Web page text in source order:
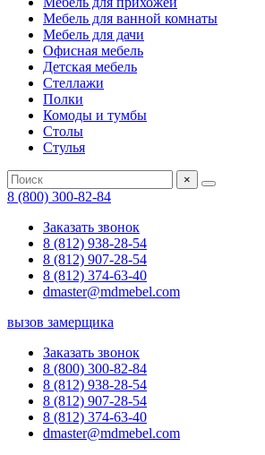
Мебель для ванной комнаты
Мебель для дачи
Офисная мебель
Детская мебель
Стеллажи
Полки
Комоды и тумбы
Столы
Стулья
×
8 (800) 300-82-84
Заказать звонок
8 (812) 938-28-54
8 (812) 907-28-54
8 (812) 374-63-40
dmaster@mdmebel.com
вызов замерщика
Заказать звонок
8 (800) 300-82-84
8 (812) 938-28-54
8 (812) 907-28-54
8 (812) 374-63-40
dmaster@mdmebel.com